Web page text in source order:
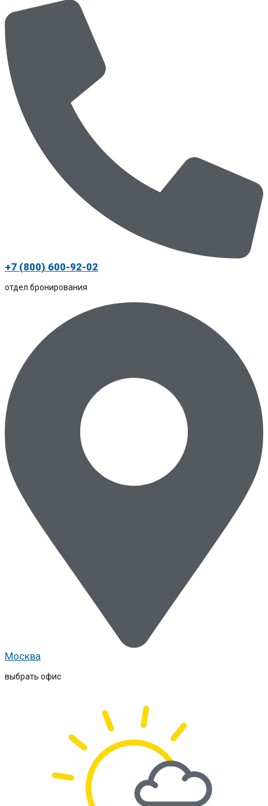
+7 (800) 600-92-02
отдел бронирования
Москва
выбрать офис